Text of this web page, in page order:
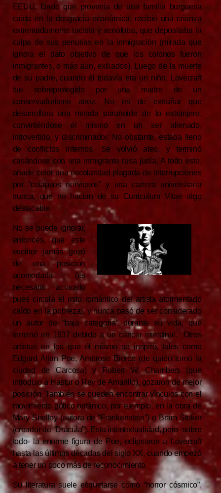
EEUU. Dado que provenía de una familia burguesa
caída en la desgracia económica, recibió una crianza
extremadamente racista y xenófoba, que depositaba la
culpa de sus penurias en la inmigración (mirada que
ignora el dato objetivo de que los colonos fueron
inmigrantes, o más aun, exiliados). Luego de la muerte
de su padre, cuando él todavía era un niño, Lovecraft
fue sobreprotegido por una madre de un
conservadurismo atroz. No es de extrañar que
desarrollara una mirada paranoide de lo extranjero,
convirtiéndose él mismo en un ser alienado,
introvertido, y discriminador. No obstante, estaba lleno
de conflictos internos. Se volvió ateo, y terminó
casándose con una inmigrante rusa judía. A todo esto,
añade color una escolaridad plagada de interrupciones
por “colapsos nerviosos” y una carrera universitaria
trunca, que no hacían de su Curriculum Vitae algo
destacable.
No se puede ignorar,
entonces, que este
escritor jamás gozó
de una posición
acomodada (es
necesario aclararlo
pues circula el mito romántico del artista atormentado
caído en la pobreza), y nunca pasó de ser considerado
un autor de “baja categoría” durante su vida, que
terminó en 1937 debido a un cáncer intestinal. Otros
artistas en los que él mismo se inspiró, tales como
Edgard Allan Poe, Ambrose Bierce (de quién tomó la
ciudad de Carcosa) y Robert W. Chambers (que
introdujo a Hastur o Rey de Amarillo), gozaron de mejor
posición. También se pueden encontrar vínculos con el
movimiento gótico británico, por ejemplo, en la obra de
Mary Shelley (autora de “Frankenstein”) o Bram Stoker
(creador de “Drácula”). Esta intertextualidad, pero -sobre
todo- la enorme figura de Poe, eclipsaron a Lovecraft
hasta las últimas décadas del siglo XX, cuando empezó
a tener un poco más de reconocimiento.
Su literatura suele etiquetarse como “horror cósmico”,